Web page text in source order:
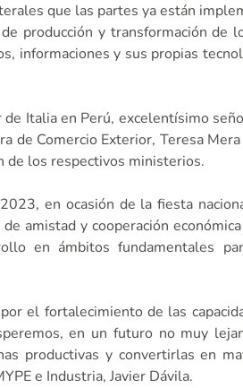
que las partes ya están
producción y transformación de
informaciones y sus propias
Italia en Perú, excelentísimo
de Comercio Exterior, Teresa
de los respectivos ministerios.
en ocasión de la fiesta
amistad y cooperación
en ámbitos fundamentales
el fortalecimiento de las
en un futuro no muy
productivas y convertirlas en
e Industria, Javier Dávila.